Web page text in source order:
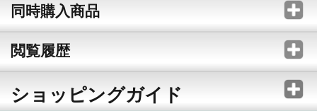
同時購入商品
閲覧履歴
ショッピングガイド